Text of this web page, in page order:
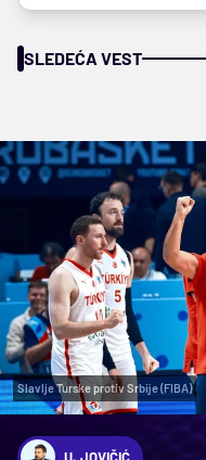
SLEDEĆA VEST
Slavlje Turske protiv Srbije (FIBA)
U. JOVIČIĆ